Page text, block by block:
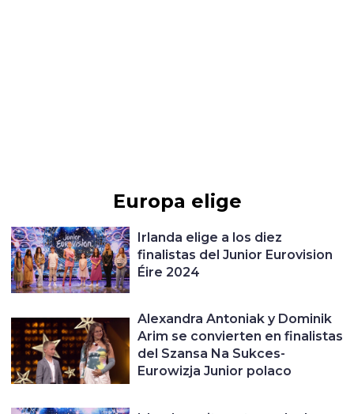
Europa elige
Irlanda elige a los diez
finalistas del Junior Eurovision
Éire 2024
Alexandra Antoniak y Dominik
Arim se convierten en finalistas
del Szansa Na Sukces-
Eurowizja Junior polaco